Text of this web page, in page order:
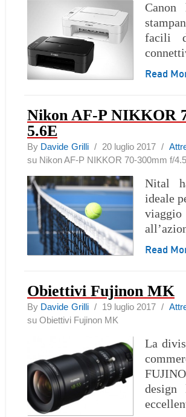
facili
Read
Nikon AF-P NIKKOR
5.6E
By Davide Grilli/ 20 luglio 2017 /
su Nikon AF-P NIKKOR 70-300mm f/
Nital
ideale
Read
Obiettivi Fujinon MK
By Davide Grilli/ 19 luglio 2017 /
su Obiettivi Fujinon MK
La
design